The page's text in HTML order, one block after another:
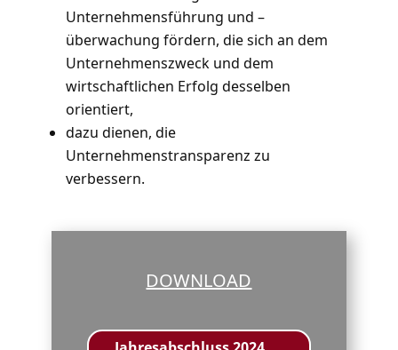
Unternehmensführung und –
überwachung fördern, die sich an dem
Unternehmenszweck und dem
wirtschaftlichen Erfolg desselben
orientiert,
dazu dienen, die
Unternehmenstransparenz zu
verbessern.
DOWNLOAD